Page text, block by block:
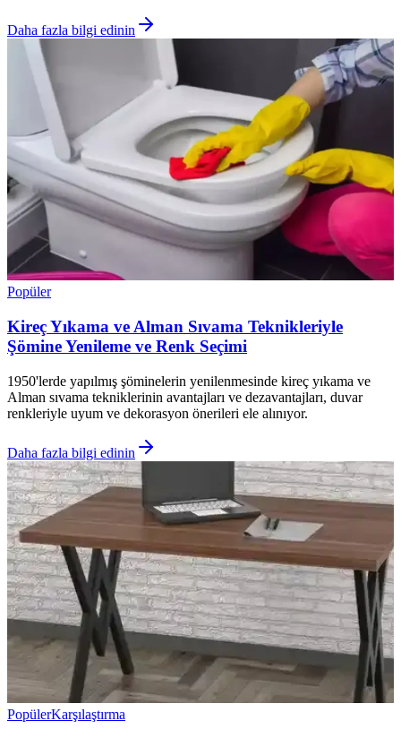
Daha fazla bilgi edinin
Popüler
Kireç Yıkama ve Alman Sıvama Teknikleriyle
Şömine Yenileme ve Renk Seçimi
1950'lerde yapılmış şöminelerin yenilenmesinde kireç yıkama ve
Alman sıvama tekniklerinin avantajları ve dezavantajları, duvar
renkleriyle uyum ve dekorasyon önerileri ele alınıyor.
Daha fazla bilgi edinin
PopülerKarşılaştırma